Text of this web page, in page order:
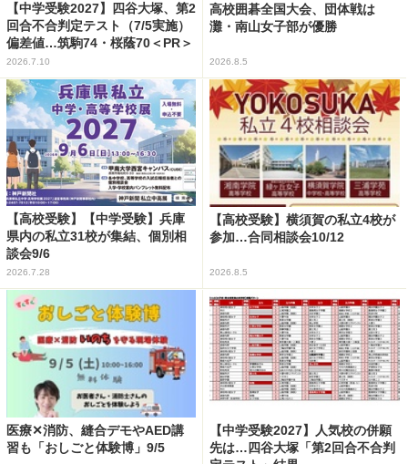
【中学受験2027】四谷大塚、第2
回合不合判定テスト（7/5実施）
偏差値…筑駒74・桜蔭70＜PR＞
2026.7.10
高校囲碁全国大会、団体戦は
灘・南山女子部が優勝
2026.8.5
【高校受験】【中学受験】兵庫
県内の私立31校が集結、個別相
談会9/6
2026.7.28
【高校受験】横須賀の私立4校が
参加…合同相談会10/12
2026.8.5
医療✕消防、縫合デモやAED講
習も「おしごと体験博」9/5
【中学受験2027】人気校の併願
先は…四谷大塚「第2回合不合判